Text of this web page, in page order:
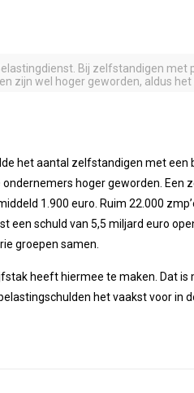
Bij zelfstandigen met
zijn wel hoger geworden, aldus het
het aantal zelfstandigen met een
hoger geworden. Een
1.900 euro. Ruim 22.000
schuld van 5,5 miljard euro
groepen samen.
heeft hiermee te maken. Dat
het vaakst voor in